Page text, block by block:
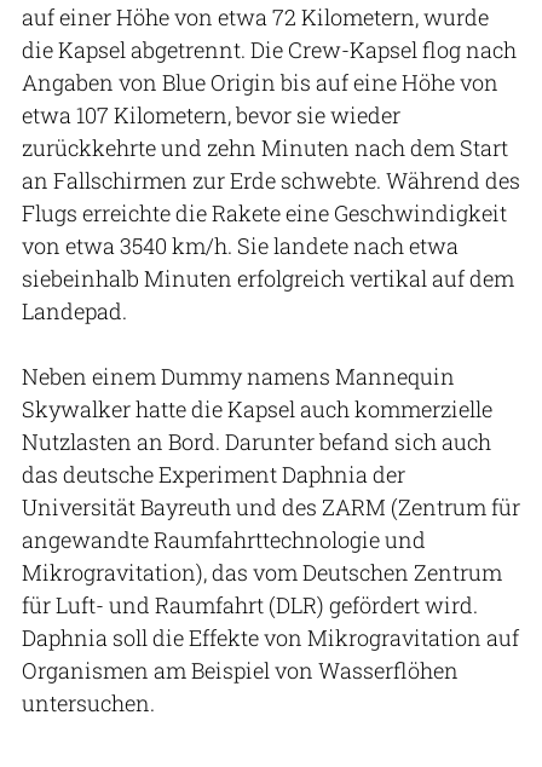
auf einer Höhe von etwa 72 Kilometern, wurde
die Kapsel abgetrennt. Die Crew-Kapsel flog nach
Angaben von Blue Origin bis auf eine Höhe von
etwa 107 Kilometern, bevor sie wieder
zurückkehrte und zehn Minuten nach dem Start
an Fallschirmen zur Erde schwebte. Während des
Flugs erreichte die Rakete eine Geschwindigkeit
von etwa 3540 km/h. Sie landete nach etwa
siebeinhalb Minuten erfolgreich vertikal auf dem
Landepad.
Neben einem Dummy namens Mannequin
Skywalker hatte die Kapsel auch kommerzielle
Nutzlasten an Bord. Darunter befand sich auch
das deutsche Experiment Daphnia der
Universität Bayreuth und des ZARM (Zentrum für
angewandte Raumfahrttechnologie und
Mikrogravitation), das vom Deutschen Zentrum
für Luft- und Raumfahrt (DLR) gefördert wird.
Daphnia soll die Effekte von Mikrogravitation auf
Organismen am Beispiel von Wasserflöhen
untersuchen.